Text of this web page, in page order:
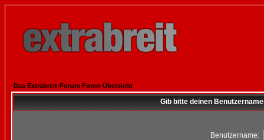
Das Extrabreit-Forum Foren-Übersicht
Gib bitte deinen
Benutzername: